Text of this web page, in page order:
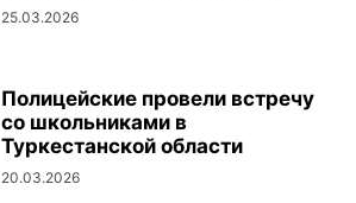
25.03.2026
Полицейские провели встречу
со школьниками в
Туркестанской области
20.03.2026